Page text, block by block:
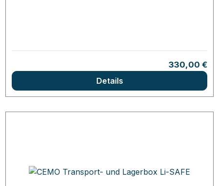
Regulärer
330,00 €
Details